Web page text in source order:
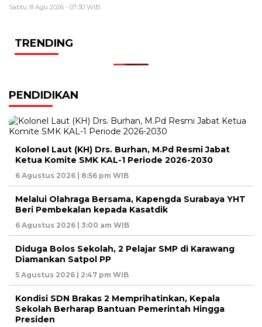
Sabtu, 8 Agu 2026 - 07:30 WIB
TRENDING
PENDIDIKAN
Kolonel Laut (KH) Drs. Burhan, M.Pd Resmi Jabat
Ketua Komite SMK KAL-1 Periode 2026-2030
6 Agustus 2026 | 8:56 pm WIB
Melalui Olahraga Bersama, Kapengda Surabaya YHT
Beri Pembekalan kepada Kasatdik
6 Agustus 2026 | 3:00 am WIB
Diduga Bolos Sekolah, 2 Pelajar SMP di Karawang
Diamankan Satpol PP
5 Agustus 2026 | 2:47 pm WIB
Kondisi SDN Brakas 2 Memprihatinkan, Kepala
Sekolah Berharap Bantuan Pemerintah Hingga
Presiden